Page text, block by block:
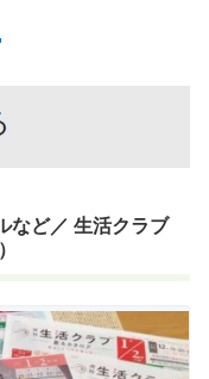
など／ 生活クラブ